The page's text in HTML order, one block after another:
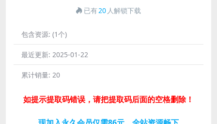
已有20 人解锁下载
包含资源: (1个)
最近更新: 2025-01-22
累计销量: 20
如提示提取码错误，请把提取码后面的空格删除！